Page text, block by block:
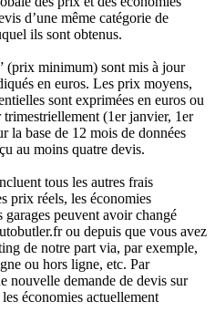
d’une même catégorie de
ils sont obtenus.
minimum) sont mis à jour
en euros. Les prix moyens,
sont exprimées en euros ou
(1er janvier, 1er
la base de 12 mois de données
au moins quatre devis.
tous les autres frais
prix réels, les économies
peuvent avoir changé
ou depuis que vous avez
de notre part via, par exemple,
ou hors ligne, etc. Par
nouvelle demande de devis sur
économies actuellement